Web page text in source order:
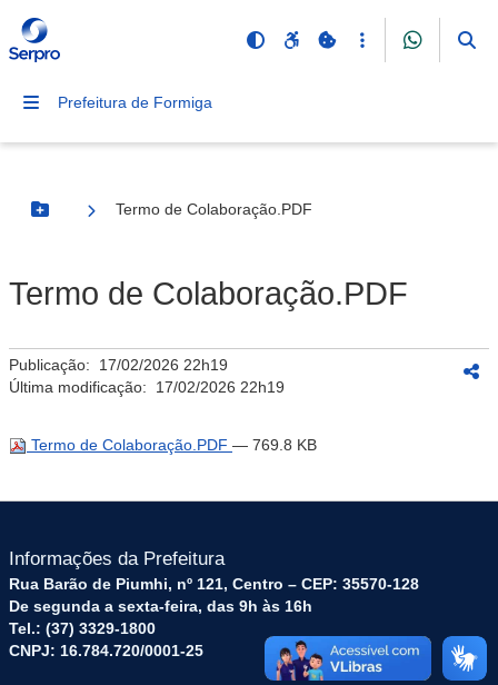
Prefeitura de Formiga
Botão Menu
Termo de Colaboração.PDF
Termo de Colaboração.PDF
Publicação: 17/02/2026 22h19
Última modificação: 17/02/2026 22h19
Termo de Colaboração.PDF — 769.8 KB
Informações da Prefeitura
Rua Barão de Piumhi, nº 121, Centro – CEP: 35570-128
De segunda a sexta-feira, das 9h às 16h
Tel.: (37) 3329-1800
CNPJ: 16.784.720/0001-25